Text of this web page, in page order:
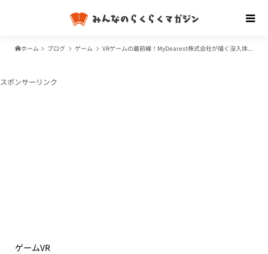
ホーム ブログ ゲーム VRゲームの最前線！MyDearest株式会社が描く没入体験と挑戦の物語
スポンサーリンク
ゲームVR